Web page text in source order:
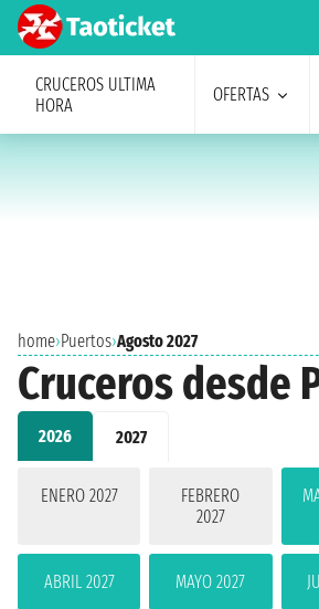
CRUCEROS ULTIMA
HORA
OFERTAS
home›Puertos›Agosto 2027
Cruceros desde
2026 2027
ENERO 2027
FEBRERO
2027
ABRIL 2027 MAYO 2027